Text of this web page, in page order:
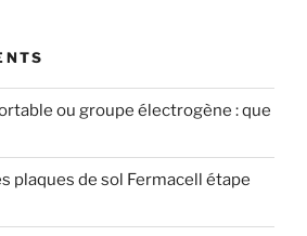
ou groupe électrogène : que
plaques de sol Fermacell étape